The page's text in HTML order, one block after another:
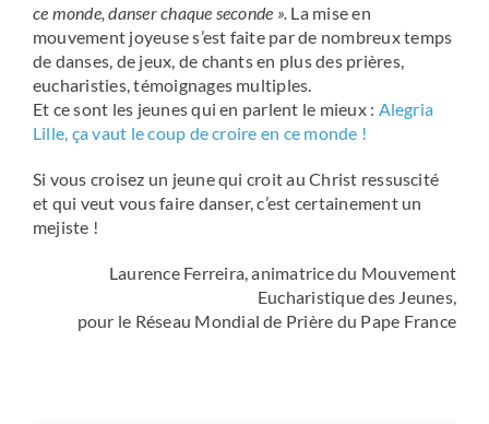
ce monde, danser chaque seconde ». La mise en
mouvement joyeuse s’est faite par de nombreux temps
de danses, de jeux, de chants en plus des prières,
eucharisties, témoignages multiples.
Et ce sont les jeunes qui en parlent le mieux : Alegria
Lille, ça vaut le coup de croire en ce monde !
Si vous croisez un jeune qui croit au Christ ressuscité
et qui veut vous faire danser, c’est certainement un
mejiste !
Laurence Ferreira, animatrice du Mouvement
Eucharistique des Jeunes,
pour le Réseau Mondial de Prière du Pape France